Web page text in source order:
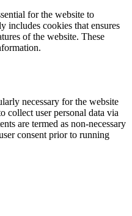
for the website to
includes cookies that ensures
of the website. These
necessary for the website
collect user personal data via
are termed as non-necessary
consent prior to running